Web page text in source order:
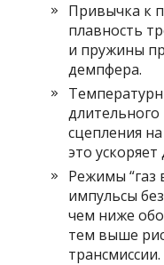
Привычка к
плавность
и пружины
демпфера.
длительного
сцепления
это
Режимы “газ
импульсы
чем ниже
тем выше
трансмиссии.